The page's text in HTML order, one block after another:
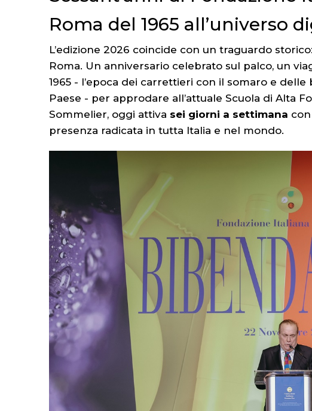
Roma del 1965 all’universo
L’edizione 2026 coincide con un traguardo
Roma. Un anniversario celebrato sul palco, un
1965 - l’epoca dei carrettieri con il somaro e
Paese - per approdare all’attuale Scuola di Alta
Sommelier, oggi attiva sei giorni a settimana
presenza radicata in tutta Italia e nel mondo.